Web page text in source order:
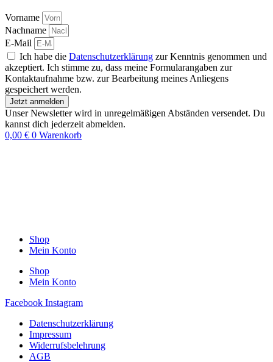
Vorname
Nachname
E-Mail
Ich habe die Datenschutzerklärung zur Kenntnis genommen und
akzeptiert. Ich stimme zu, dass meine Formularangaben zur
Kontaktaufnahme bzw. zur Bearbeitung meines Anliegens
gespeichert werden.
Jetzt anmelden
Unser Newsletter wird in unregelmäßigen Abständen versendet. Du
kannst dich jederzeit abmelden.
0,00 € 0 Warenkorb
Shop
Mein Konto
Shop
Mein Konto
Facebook Instagram
Datenschutzerklärung
Impressum
Widerrufsbelehrung
AGB